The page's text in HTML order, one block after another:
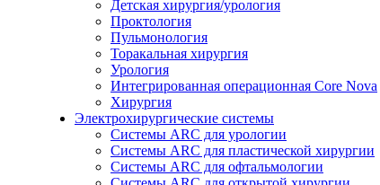
Детская хирургия/урология
Проктология
Пульмонология
Торакальная хирургия
Урология
Интегрированная операционная Core Nova
Хирургия
Электрохирургические системы
Системы ARC для урологии
Системы ARC для пластической хирургии
Системы ARC для офтальмологии